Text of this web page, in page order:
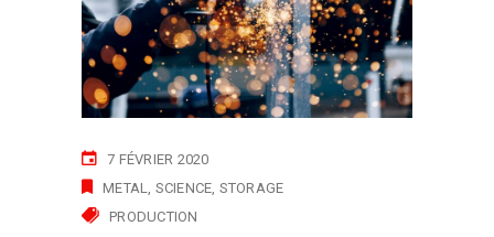
7 FÉVRIER 2020
METAL SCIENCE STORAGE
PRODUCTION